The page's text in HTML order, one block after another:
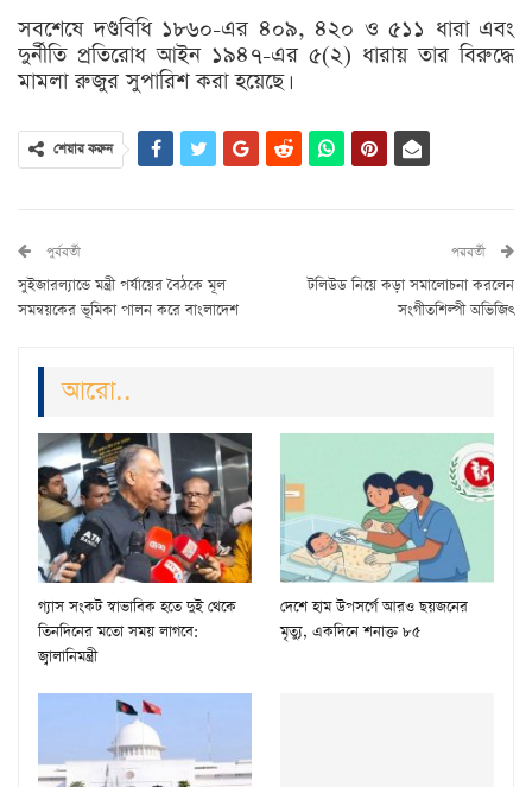
সবশেষে দণ্ডবিধি ১৮৬০-এর ৪০৯, ৪২০ ও ৫১১ ধারা এবং
দুর্নীতি প্রতিরোধ আইন ১৯৪৭-এর ৫(২) ধারায় তার বিরুদ্ধে
মামলা রুজুর সুপারিশ করা হয়েছে।
শেয়ার করুন
পুর্ববর্তী
সুইজারল্যান্ডে মন্ত্রী পর্যায়ের বৈঠকে মূল
সমন্বয়কের ভূমিকা পালন করে বাংলাদেশ
পরবর্তী
টলিউড নিয়ে কড়া সমালোচনা করলেন
সংগীতশিল্পী অভিজিৎ
আরো..
গ্যাস সংকট স্বাভাবিক হতে দুই থেকে
তিনদিনের মতো সময় লাগবে:
জ্বালানিমন্ত্রী
দেশে হাম উপসর্গে আরও ছয়জনের
মৃত্যু, একদিনে শনাক্ত ৮৫